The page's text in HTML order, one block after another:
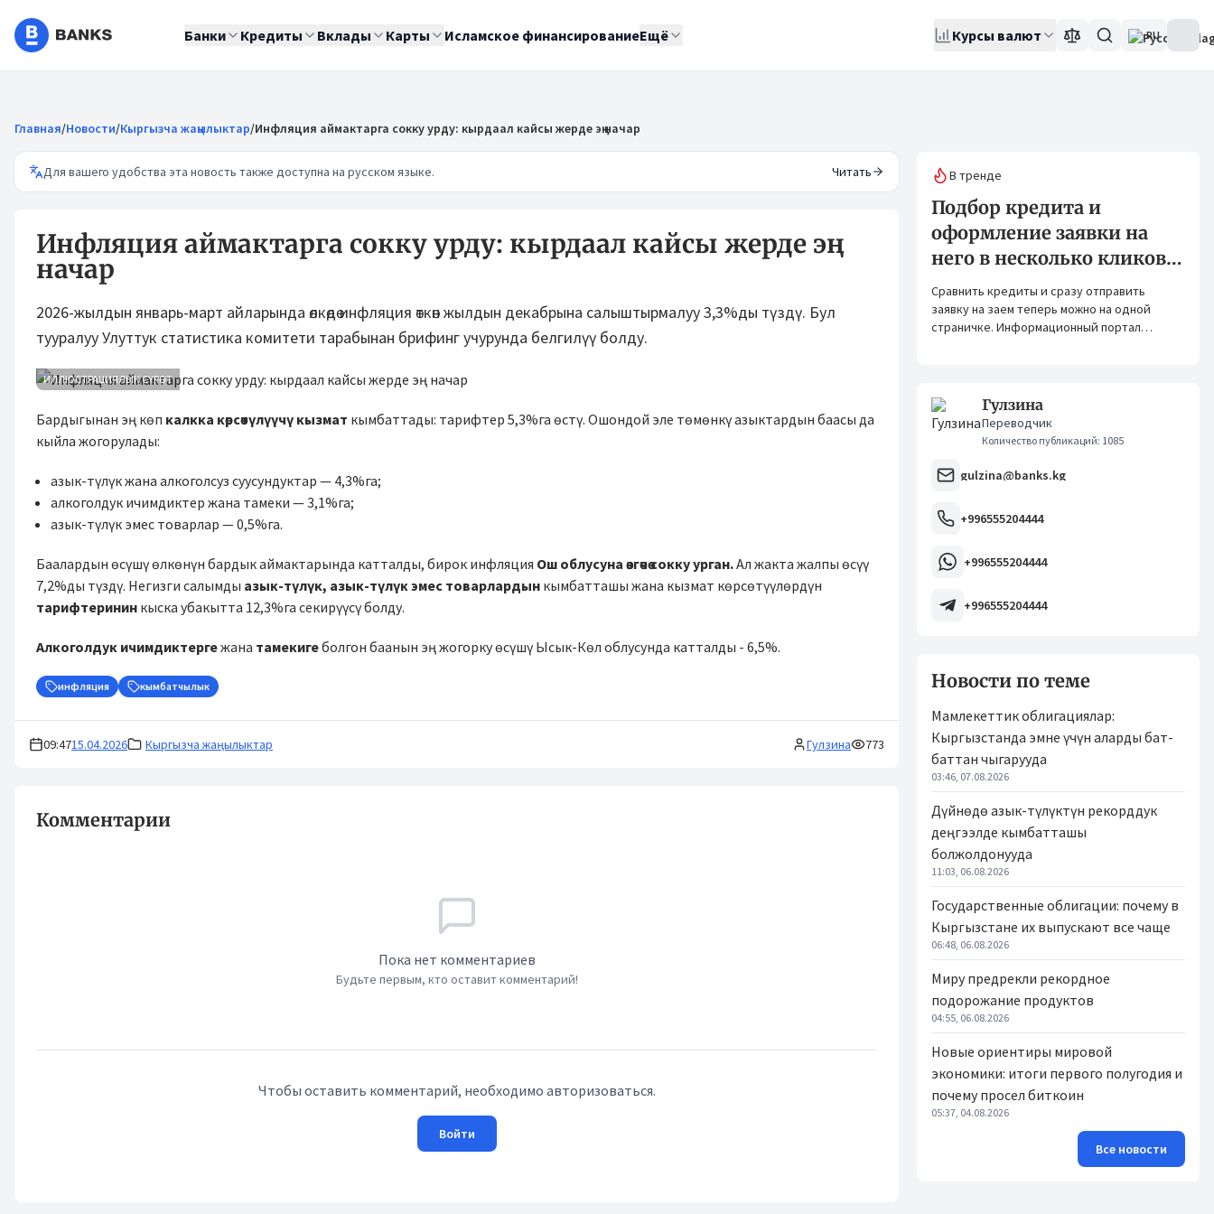
Банки Кредиты Вклады Карты Исламское финансированиеЕщё Курсы валют RU
Главная/Новости/Кыргызча жаңылыктар/Инфляция аймактарга сокку урду: кырдаал кайсы жерде эң начар
Для вашего удобства эта новость также доступна на русском языке. Читать
Инфляция аймактарга сокку урду: кырдаал кайсы жерде эң
начар
2026-жылдын январь-март айларында өлкөдө инфляция өткөн жылдын декабрына салыштырмалуу 3,3%ды түздү. Бул
тууралуу Улуттук статистика комитети тарабынан брифинг учурунда белгилүү болду.
ИЛЛЮСТРАЦИЯЛЫК СҮРӨТ
Бардыгынан эң көп калкка көрсөтүлүүчү кызмат кымбаттады: тарифтер 5,3%га өстү. Ошондой эле төмөнкү азыктардын баасы да
кыйла жогорулады:
азык-түлүк жана алкоголсуз суусундуктар — 4,3%га;
алкоголдук ичимдиктер жана тамеки — 3,1%га;
азык-түлүк эмес товарлар — 0,5%га.
Баалардын өсүшү өлкөнүн бардык аймактарында катталды, бирок инфляция Ош облусуна өзгөчө сокку урган.Ал жакта жалпы өсүү
7,2%ды түздү. Негизги салымды азык-түлүк, азык-түлүк эмес товарлардын кымбатташы жана кызмат көрсөтүүлөрдүн
тарифтеринин кыска убакытта 12,3%га секирүүсү болду.
Алкоголдук ичимдиктергежана тамекигеболгон баанын эң жогорку өсүшү Ысык-Көл облусунда катталды - 6,5%.
инфляция кымбатчылык
09:4715.04.2026 Кыргызча жаңылыктар Гулзина 773
Комментарии
Пока нет комментариев
Будьте первым, кто оставит комментарий!
Чтобы оставить комментарий, необходимо авторизоваться.
Войти
В тренде
Подбор кредита и
оформление заявки на
него в несколько кликов:
Banks.kg и Bank.kg стали
партнерами
Сравнить кредиты и сразу отправить
заявку на заем теперь можно на одной
страничке. Информационный портал
Гулзина
Переводчик
Количество публикаций: 1085
gulzina@banks.kg
+996555204444
+996555204444
+996555204444
Новости по теме
Мамлекеттик облигациялар:
Кыргызстанда эмне үчүн аларды бат-
баттан чыгарууда
03:46, 07.08.2026
Дүйнөдө азык-түлүктүн рекорддук
деңгээлде кымбатташы
болжолдонууда
11:03, 06.08.2026
Государственные облигации: почему в
Кыргызстане их выпускают все чаще
06:48, 06.08.2026
Миру предрекли рекордное
подорожание продуктов
04:55, 06.08.2026
Новые ориентиры мировой
экономики: итоги первого полугодия и
почему просел биткоин
05:37, 04.08.2026
Все новости